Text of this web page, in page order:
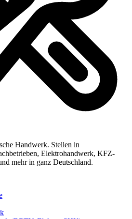
Handwerk. Stellen in
Elektrohandwerk, KFZ-
mehr in ganz Deutschland.